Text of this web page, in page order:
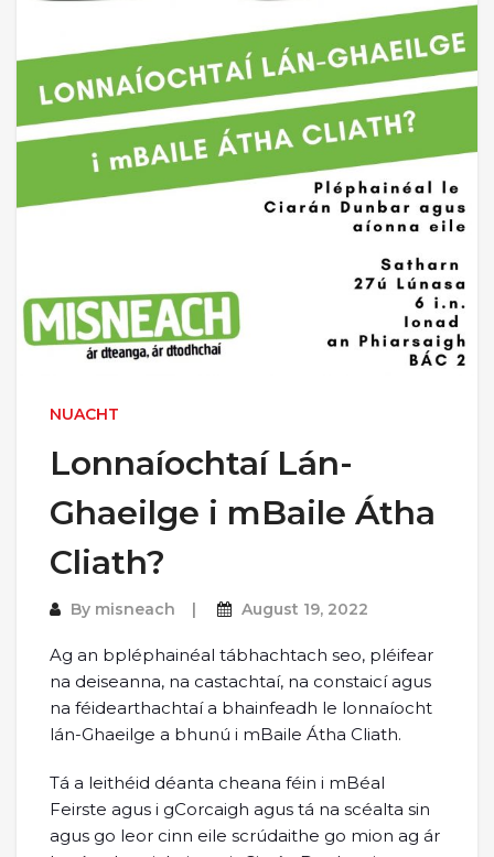
NUACHT
Lonnaíochtaí Lán-
Ghaeilge i mBaile Átha
Cliath?
By misneach August 19, 2022
Ag an bpléphainéal tábhachtach seo, pléifear
na deiseanna, na castachtaí, na constaicí agus
na féidearthachtaí a bhainfeadh le lonnaíocht
lán-Ghaeilge a bhunú i mBaile Átha Cliath.
Tá a leithéid déanta cheana féin i mBéal
Feirste agus i gCorcaigh agus tá na scéalta sin
agus go leor cinn eile scrúdaithe go mion ag ár